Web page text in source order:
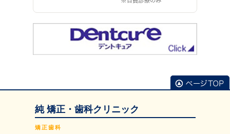
純 矯正・歯科クリニック
矯正歯科